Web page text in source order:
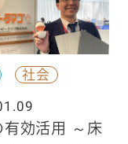
社会
有効活用 ～床